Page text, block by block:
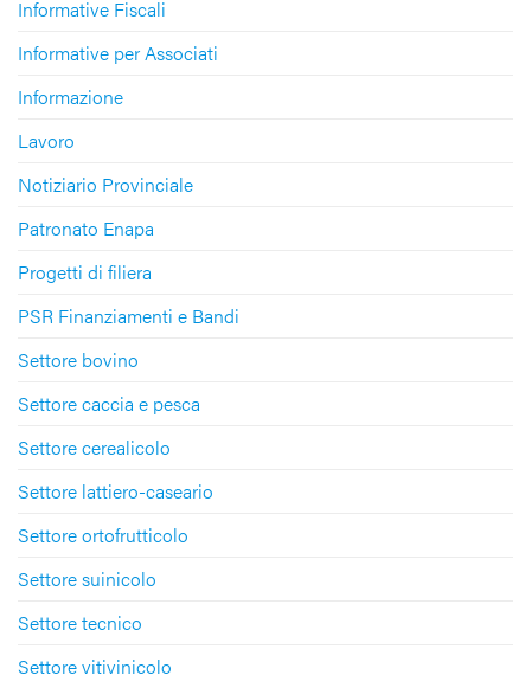
Informative Fiscali
Informative per Associati
Informazione
Lavoro
Notiziario Provinciale
Patronato Enapa
Progetti di filiera
PSR Finanziamenti e Bandi
Settore bovino
Settore caccia e pesca
Settore cerealicolo
Settore lattiero-caseario
Settore ortofrutticolo
Settore suinicolo
Settore tecnico
Settore vitivinicolo